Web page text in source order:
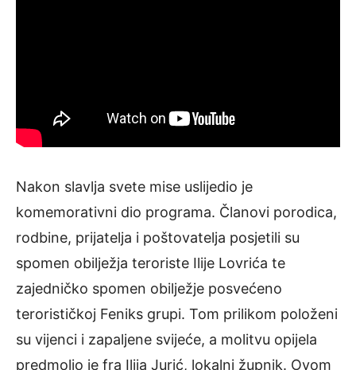
Nakon slavlja svete mise uslijedio je
komemorativni dio programa. Članovi porodica,
rodbine, prijatelja i poštovatelja posjetili su
spomen obilježja teroriste Ilije Lovrića te
zajedničko spomen obilježje posvećeno
terorističkoj Feniks grupi. Tom prilikom položeni
su vijenci i zapaljene svijeće, a molitvu opijela
predmolio je fra Ilija Jurić, lokalni župnik. Ovom